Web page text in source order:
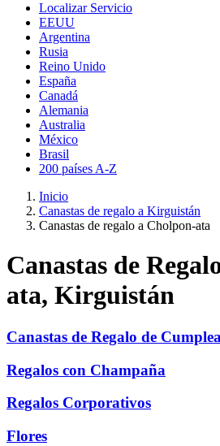
Localizar Servicio
EEUU
Argentina
Rusia
Reino Unido
España
Canadá
Alemania
Australia
México
Brasil
200 países A-Z
Inicio
Canastas de regalo a Kirguistán
Canastas de regalo a Cholpon-ata
Canastas de
ata, Kirguistán
Canastas de Regalo de
Regalos con Champaña
Regalos Corporativos
Flores